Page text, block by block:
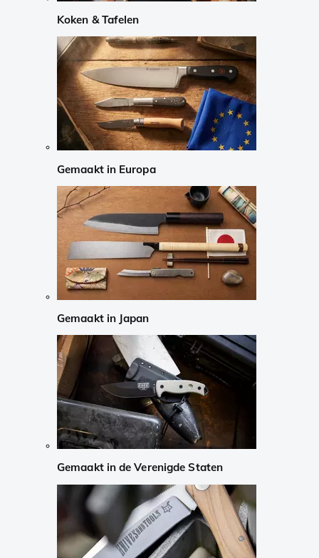
Koken & Tafelen
Gemaakt in Europa
Gemaakt in Japan
Gemaakt in de Verenigde Staten